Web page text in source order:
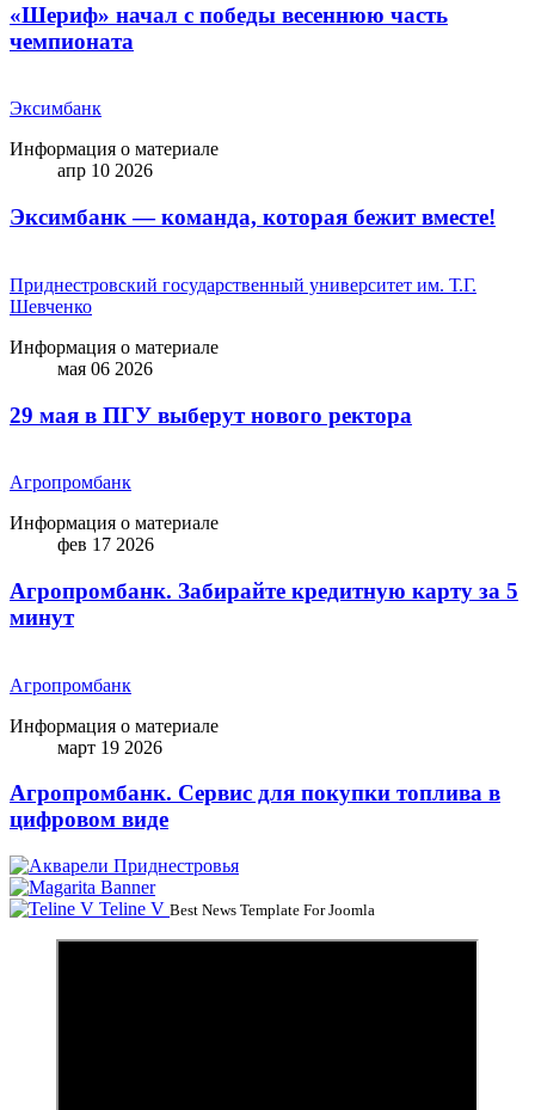
«Шериф» начал с победы весеннюю часть
чемпионата
Эксимбанк
Информация о материале
апр 10 2026
Эксимбанк — команда, которая бежит вместе!
Приднестровский государственный университет им. Т.Г.
Шевченко
Информация о материале
мая 06 2026
29 мая в ПГУ выберут нового ректора
Агропромбанк
Информация о материале
фев 17 2026
Агропромбанк. Забирайте кредитную карту за 5
минут
Агропромбанк
Информация о материале
март 19 2026
Агропромбанк. Сервис для покупки топлива в
цифровом виде
Teline V Best News Template For Joomla